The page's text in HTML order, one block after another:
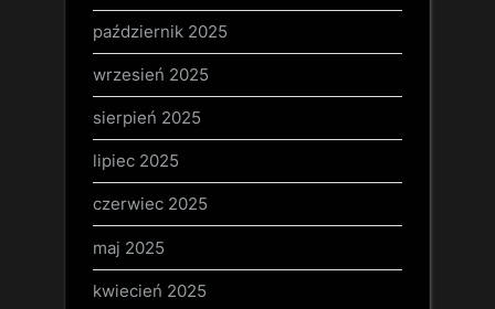
październik 2025
wrzesień 2025
sierpień 2025
lipiec 2025
czerwiec 2025
maj 2025
kwiecień 2025